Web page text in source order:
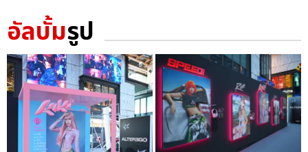
อัลบั้มรูป